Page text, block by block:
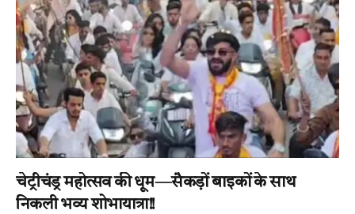
चेट्रीचंड्र महोत्सव की धूम—सैकड़ों बाइकों के साथ
निकली भव्य शोभायात्रा!!